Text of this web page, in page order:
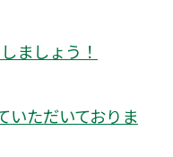
ましょう！
いただいておりま